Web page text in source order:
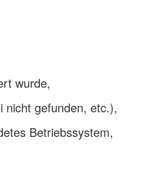
wurde,
nicht gefunden, etc.),
Betriebssystem,